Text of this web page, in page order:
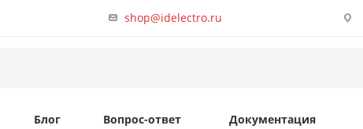
shop@idelectro.ru
Блог Вопрос-ответ Документация